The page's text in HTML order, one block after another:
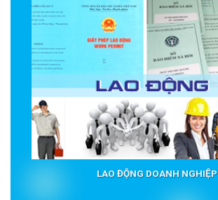
LAO ĐỘNG DOANH NGHIỆP